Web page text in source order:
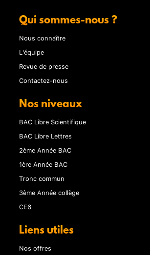
Qui sommes-nous ?
Nous connaître
L'équipe
Revue de presse
Contactez-nous
Nos niveaux
BAC Libre Scientifique
BAC Libre Lettres
2ème Année BAC
1ère Année BAC
Tronc commun
3ème Année collège
CE6
Liens utiles
Nos offres